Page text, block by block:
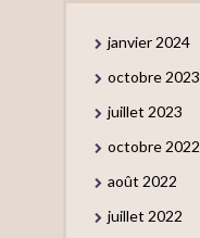
janvier 2024
octobre 2023
juillet 2023
octobre 2022
août 2022
juillet 2022